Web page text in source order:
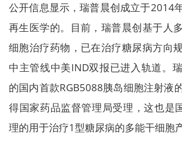
公开信息显示，瑞普晨创成立于2014
再生医学的。目前，瑞普晨创基于人
细胞治疗药物，已在治疗糖尿病方向
中主管线中美IND双报已进入轨道。
的国内首款RGB5088胰岛细胞注射液
得国家药品监督管理局受理，这也是
理的用于治疗1型糖尿病的多能干细胞产